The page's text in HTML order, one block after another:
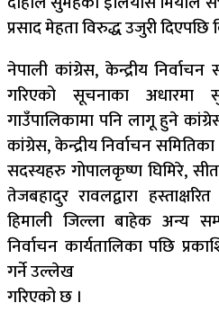
प्रसाद मेहता विरुद्ध उजुरी दिएपछि
नेपाली कांग्रेस, केन्द्रीय
गरिएको सूचनाका अधारमा
गाउँपालिकामा पनि लागू हुने
कांग्रेस, केन्द्रीय निर्वाचन
सदस्यहरु गोपालकृष्ण घिमिरे,
तेजबहादुर रावलद्वारा
हिमाली जिल्ला बाहेक अन्य
निर्वाचन कार्यतालिका पछि
गर्ने उल्लेख
गरिएको छ ।